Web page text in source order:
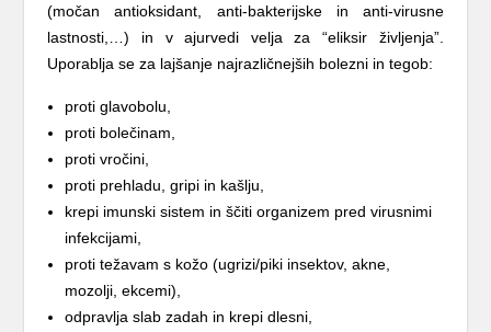
(močan antioksidant, anti-bakterijske in anti-virusne
lastnosti,…) in v ajurvedi velja za “eliksir življenja”.
Uporablja se za lajšanje najrazličnejših bolezni in tegob:
proti glavobolu,
proti bolečinam,
proti vročini,
proti prehladu, gripi in kašlju,
krepi imunski sistem in ščiti organizem pred virusnimi
infekcijami,
proti težavam s kožo (ugrizi/piki insektov, akne,
mozolji, ekcemi),
odpravlja slab zadah in krepi dlesni,